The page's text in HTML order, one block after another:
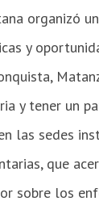
organizó
y
y tener un
las sedes
que
sobre los